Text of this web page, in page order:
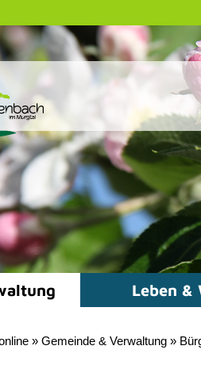
Leben &
» Gemeinde & Verwaltung »